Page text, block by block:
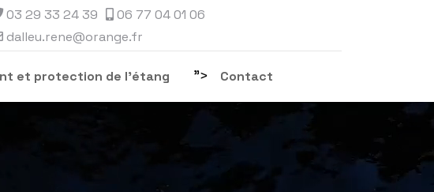
03 29 33 24 39
06 77 04 01 06
dalleu.rene@orange.fr
et protection de l'étang "> Contact